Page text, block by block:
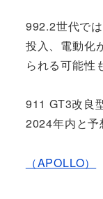
992.2世代で
投入、電動化
られる可能性
911 GT3改良
2024年内と予
（APOLLO）